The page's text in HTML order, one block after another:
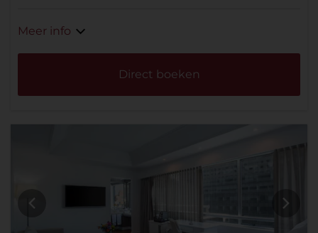
Meer info
Direct boeken